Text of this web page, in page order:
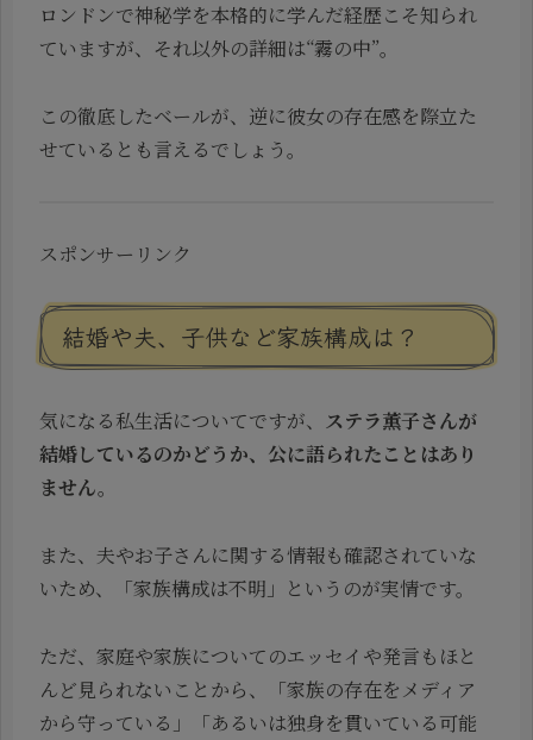
ロンドンで神秘学を本格的に学んだ経歴こそ知られ
ていますが、それ以外の詳細は“霧の中”。
この徹底したベールが、逆に彼女の存在感を際立た
せているとも言えるでしょう。
スポンサーリンク
結婚や夫、子供など家族構成は？
気になる私生活についてですが、 ステラ薫子さんが
結婚しているのかどうか、公に語られたことはあり
ません。
また、夫やお子さんに関する情報も確認されていな
いため、「家族構成は不明」というのが実情です。
ただ、家庭や家族についてのエッセイや発言もほと
んど見られないことから、「家族の存在をメディア
から守っている」「あるいは独身を貫いている可能